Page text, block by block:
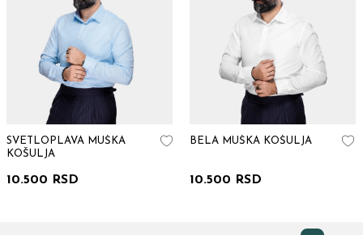
SVETLOPLAVA MUŠKA
KOŠULJA
10.500 RSD
BELA MUŠKA KOŠULJA
10.500 RSD